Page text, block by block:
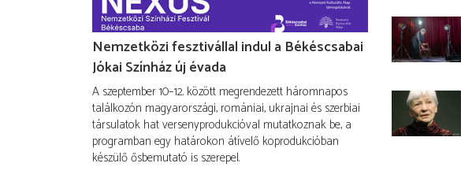
Nemzetközi fesztivállal indul a Békéscsabai
Jókai Színház új évada
A szeptember 10–12. között megrendezett háromnapos
találkozón magyarországi, romániai, ukrajnai és szerbiai
társulatok hat versenyprodukcióval mutatkoznak be, a
programban egy határokon átívelő koprodukcióban
készülő ősbemutató is szerepel.